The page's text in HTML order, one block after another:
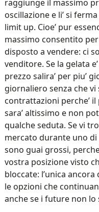
raggiunge il massimo
oscillazione e li’ si
limit up. Cioe’ pur
massimo consentito
disposto a vendere: ci
venditore. Se la gelata
prezzo salira’ per piu’
giornaliero senza che
contrattazioni perche’
sara’ altissimo e non
qualche seduta. Se vi
mercato durante uno
sono guai grossi,
vostra posizione visto
bloccate: l’unica
le opzioni che
anche se i future non lo